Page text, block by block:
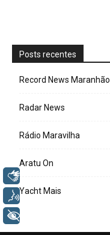
Posts recentes
Record News Maranhão
Radar News
Rádio Maravilha
Aratu On
Yacht Mais
Voz